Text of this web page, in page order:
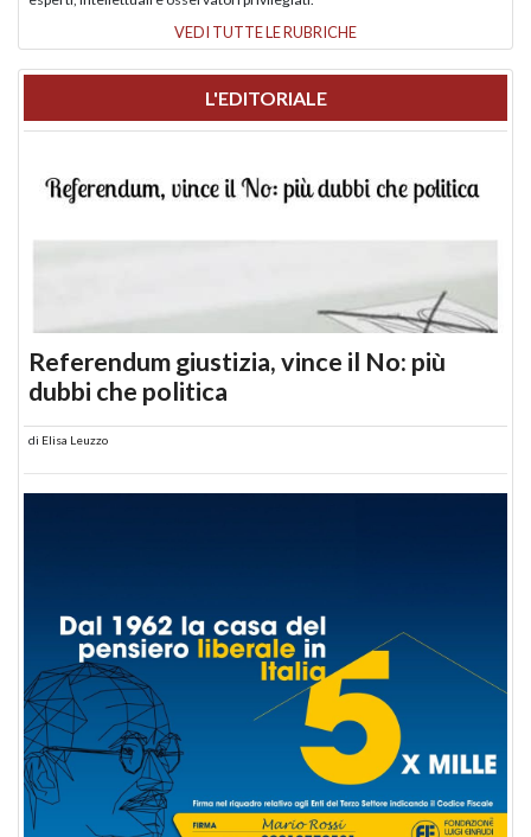
VEDI TUTTE LE RUBRICHE
L'EDITORIALE
Referendum giustizia, vince il No: più
dubbi che politica
di Elisa Leuzzo